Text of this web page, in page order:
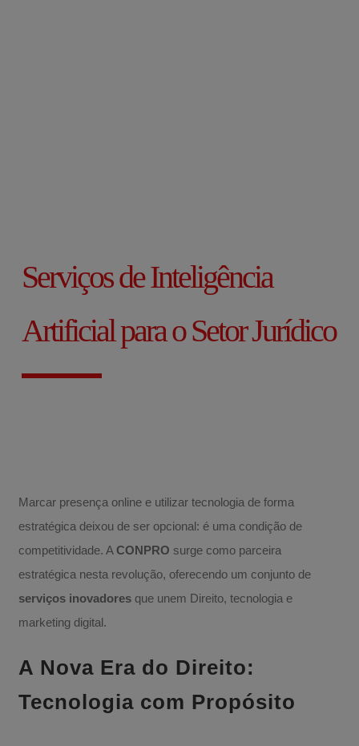
Serviços de Inteligência
Artificial para o Setor Jurídico
Marcar presença online e utilizar tecnologia de forma
estratégica deixou de ser opcional: é uma condição de
competitividade. ACONPRO surge como parceira
estratégica nesta revolução, oferecendo um conjunto de
serviços inovadores que unem Direito, tecnologia e
marketing digital.
A Nova Era do Direito:
Tecnologia com Propósito